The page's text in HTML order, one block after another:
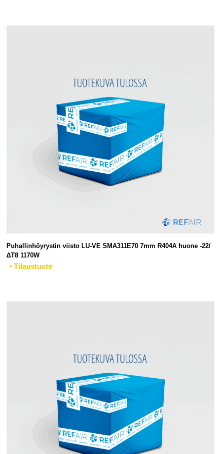
Puhallinhöyrystin viisto LU-VE SMA311E70 7mm R404A huone -22/
ΔT8 1170W
• Tilaustuote